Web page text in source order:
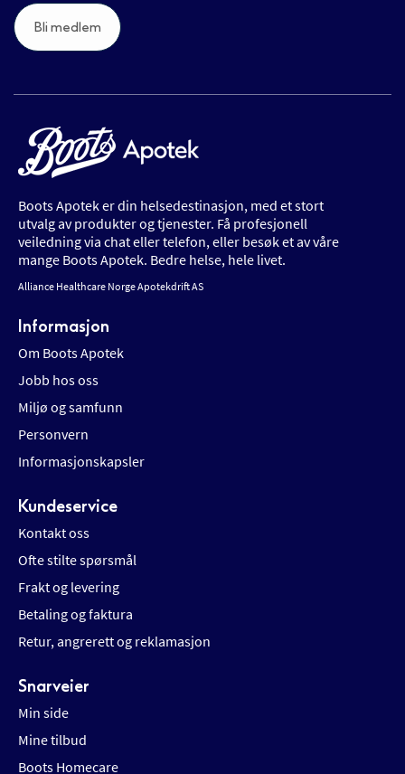
Bli medlem
Boots Apotek er din helsedestinasjon, med et stort
utvalg av produkter og tjenester. Få profesjonell
veiledning via chat eller telefon, eller besøk et av våre
mange Boots Apotek. Bedre helse, hele livet.
Alliance Healthcare Norge Apotekdrift AS
Informasjon
Om Boots Apotek
Jobb hos oss
Miljø og samfunn
Personvern
Informasjonskapsler
Kundeservice
Kontakt oss
Ofte stilte spørsmål
Frakt og levering
Betaling og faktura
Retur, angrerett og reklamasjon
Snarveier
Min side
Mine tilbud
Boots Homecare